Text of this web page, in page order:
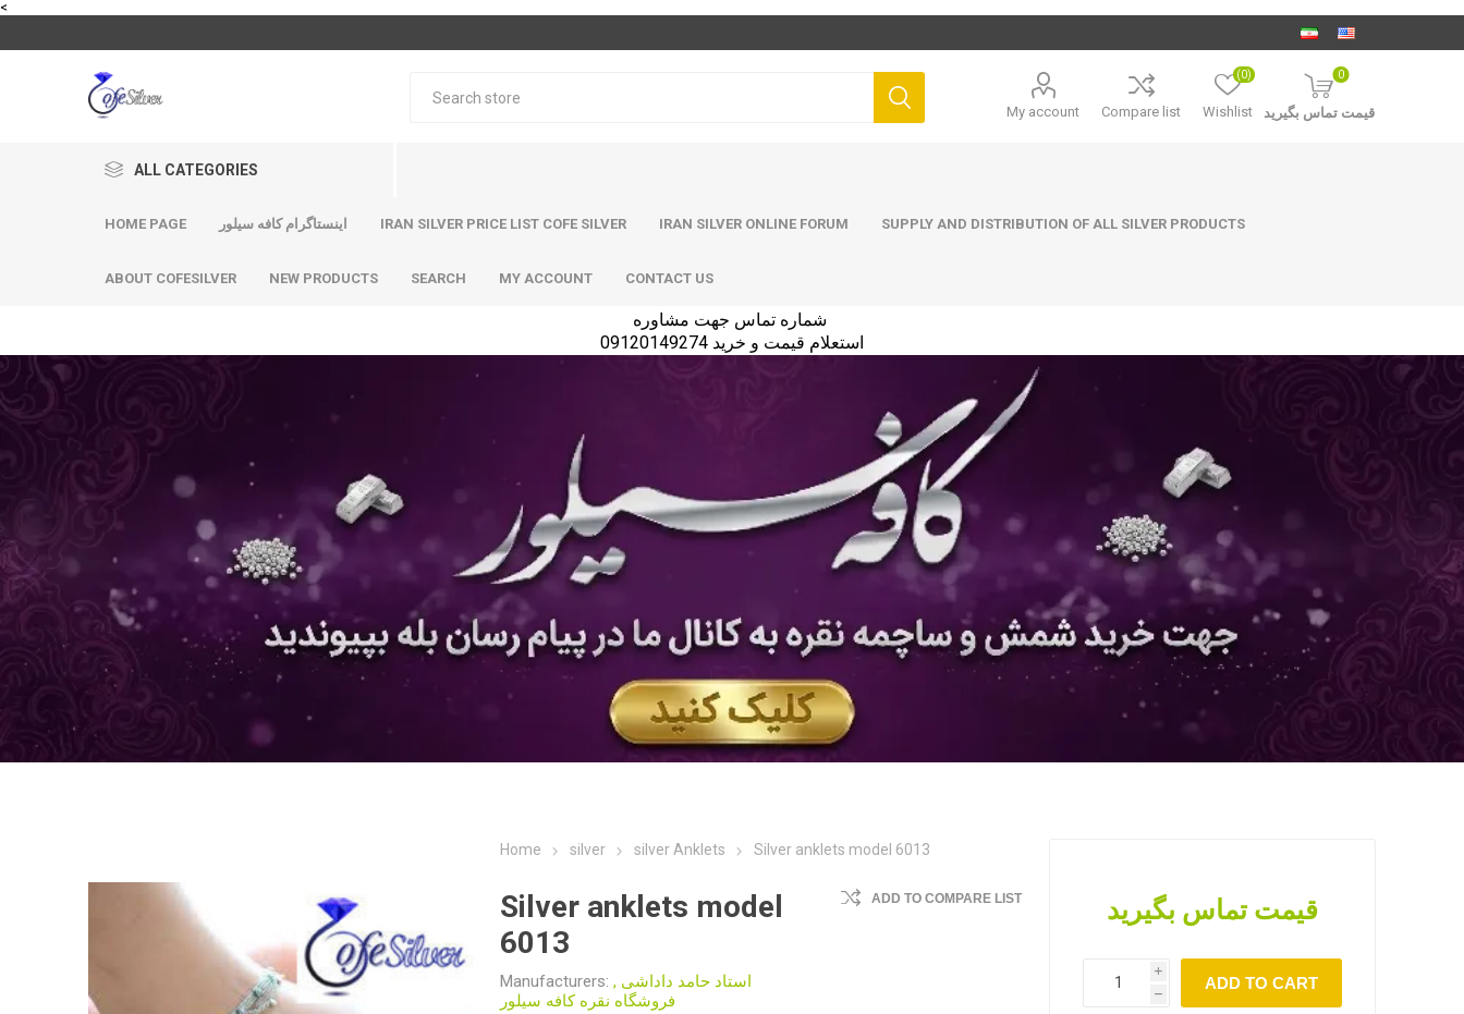
<
My account Compare list Wishlist
(0) 0
قیمت تماس بگیرید
ALL CATEGORIES
HOME PAGE اینستاگرام کافه سیلور IRAN SILVER PRICE LIST COFE SILVER IRAN SILVER ONLINE FORUM SUPPLY AND DISTRIBUTION OF ALL SILVER PRODUCTS
ABOUT COFESILVER NEW PRODUCTS SEARCH MY ACCOUNT CONTACT US
استعلام قیمت و خرید 09120149274
Home silver silver Anklets Silver anklets model 6013
Silver anklets model
6013
Manufacturers: استاد حامد داداشی ,
فروشگاه نقره کافه سیلور
ADD TO COMPARE LIST قیمت تماس بگیرید
i
h
ADD TO CART